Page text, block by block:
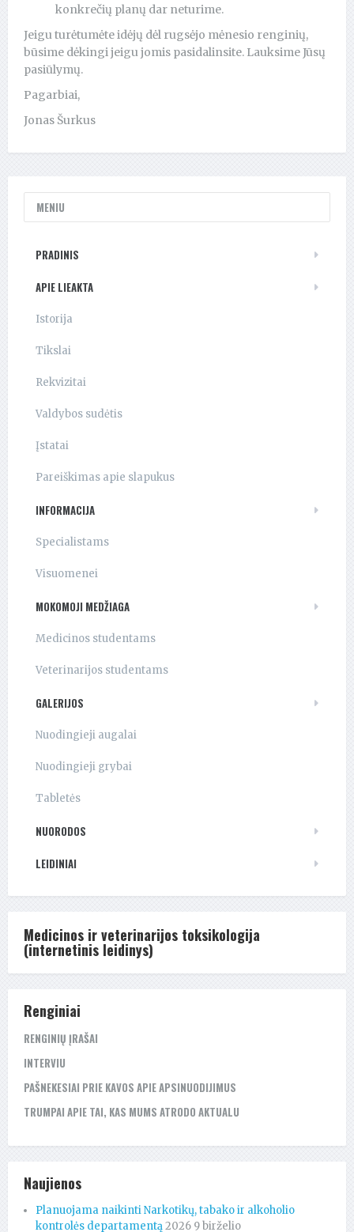
konkrečių planų dar neturime.
Jeigu turėtumėte idėjų dėl rugsėjo mėnesio renginių,
būsime dėkingi jeigu jomis pasidalinsite. Lauksime Jūsų
pasiūlymų.
Pagarbiai,
Jonas Šurkus
MENIU
PRADINIS
APIE LIEAKTA
Istorija
Tikslai
Rekvizitai
Valdybos sudėtis
Įstatai
Pareiškimas apie slapukus
INFORMACIJA
Specialistams
Visuomenei
MOKOMOJI MEDŽIAGA
Medicinos studentams
Veterinarijos studentams
GALERIJOS
Nuodingieji augalai
Nuodingieji grybai
Tabletės
NUORODOS
LEIDINIAI
Medicinos ir veterinarijos toksikologija
(internetinis leidinys)
Renginiai
RENGINIŲ ĮRAŠAI
INTERVIU
PAŠNEKESIAI PRIE KAVOS APIE APSINUODIJIMUS
TRUMPAI APIE TAI, KAS MUMS ATRODO AKTUALU
Naujienos
Planuojama naikinti Narkotikų, tabako ir alkoholio
kontrolės departamentą2026 9 birželio